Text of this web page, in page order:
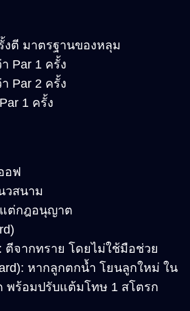
งตี มาตรฐานของหลุม
Par 1 ครั้ง
Par 2 ครั้ง
1 ครั้ง
อฟ
วสนาม
ต่กฎอนุญาต
ตีจากทราย โดยไม่ใช้มือช่วย
หากลูกตกน้ำ โยนลูกใหม่ ใน
พร้อมปรับแต้มโทษ 1 สโตรก